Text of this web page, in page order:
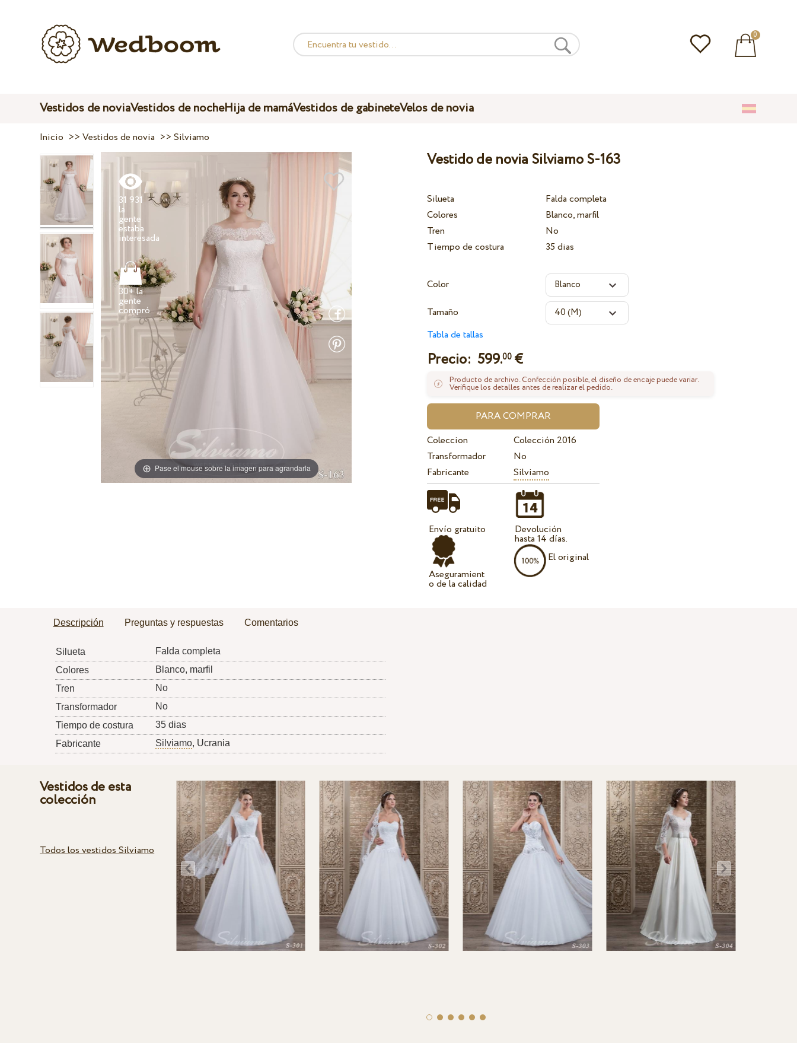
0
Vestidos de noviaVestidos de nocheHija de mamáVestidos de gabineteVelos de novia
Inicio >>Vestidos de novia >>Silviamo
Pase el mouse sobre la imagen para agrandarla
31 931
la
gente
estaba
30+ la
gente
compró
Vestido de novia Silviamo S-163
Silueta
Falda completa
Colores
Blanco, marfil
Tren
No
Tiempo de costura
35 dias
Color
Tamaño
Tabla de tallas
Precio: 599.00 €
Producto de archivo. Confección posible, el diseño de encaje puede variar.
Verifique los detalles antes de realizar el pedido.
Coleccion
Colección 2016
Transformador
No
Fabricante
Silviamo
Envío gratuito
Aseguramient
o de la calidad
Devolución
hasta 14 días.
El original
Descripción Preguntas y respuestas Comentarios
Silueta
Falda completa
Colores
Blanco, marfil
Tren
No
Transformador
No
Tiempo de costura
35 dias
Fabricante
Silviamo, Ucrania
Vestidos de esta
colección
Todos los vestidos Silviamo